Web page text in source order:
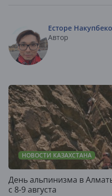
Есторе
Автор
НОВОСТИ КАЗАХСТАНА
День альпинизма в
с 8-9 августа